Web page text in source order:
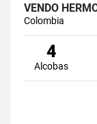
VENDO
Colombia
4
Alcobas